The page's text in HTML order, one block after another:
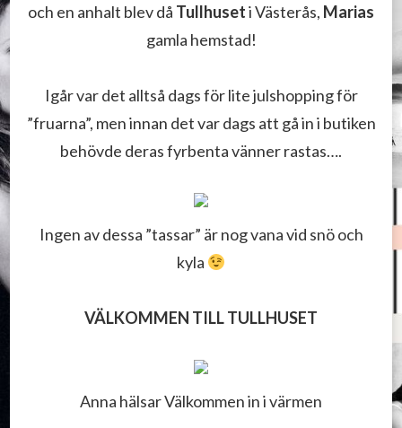
och en anhalt blev då Tullhuseti Västerås, Marias
gamla hemstad!
Igår var det alltså dags för lite julshopping för
”fruarna”, men innan det var dags att gå in i butiken
behövde deras fyrbenta vänner rastas….
Ingen av dessa ”tassar” är nog vana vid snö och
kyla
VÄLKOMMEN TILL TULLHUSET
Anna hälsar Välkommen in i värmen